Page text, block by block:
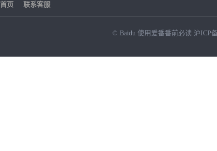
首页 联系客服
© Baidu 使用爱番番前必读 沪ICP